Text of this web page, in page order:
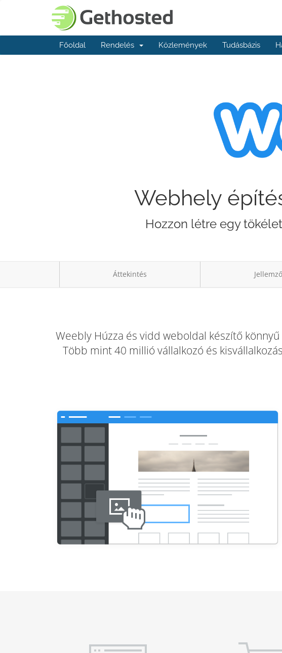
Főoldal Rendelés Közlemények Tudásbázis
Webhely
Hozzon létre egy
Áttekintés
Weebly Húzza és vidd weboldal készítő
Több mint 40 millió vállalkozó és